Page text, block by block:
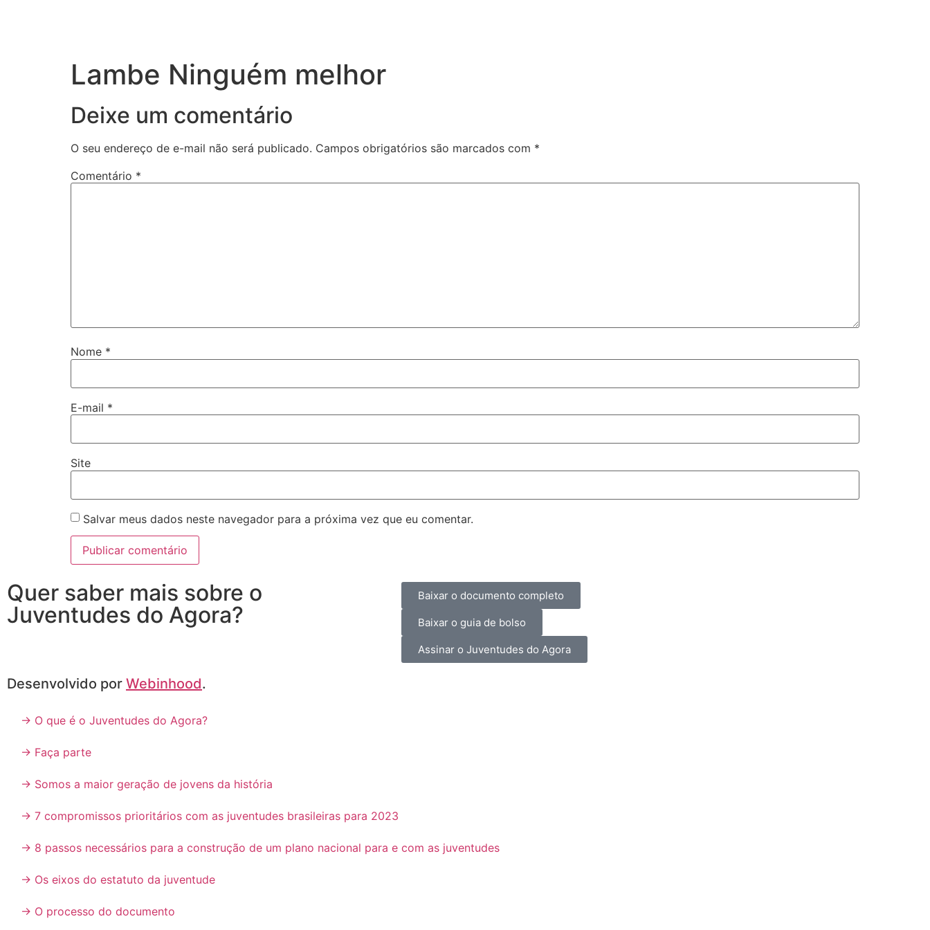
Lambe Ninguém melhor
Deixe um comentário
O seu endereço de e-mail não será publicado. Campos obrigatórios são marcados com *
Comentário *
Nome *
E-mail *
Site
Salvar meus dados neste navegador para a próxima vez que eu comentar.
Quer saber mais sobre o
Juventudes do Agora?
Baixar o documento completo
Baixar o guia de bolso
Assinar o Juventudes do Agora
Desenvolvido por Webinhood.
→ O que é o Juventudes do Agora?
→ Faça parte
→ Somos a maior geração de jovens da história
→ 7 compromissos prioritários com as juventudes brasileiras para 2023
→ 8 passos necessários para a construção de um plano nacional para e com as juventudes
→ Os eixos do estatuto da juventude
→ O processo do documento